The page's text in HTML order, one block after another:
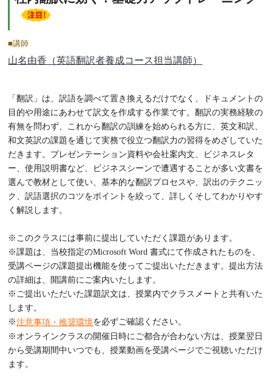
■講師
山名由香（英語翻訳者養成コース担当講師）
「翻訳」は、訳語を調べて置き換えるだけでなく、ドキュメントの
目的や用途にあわせて訳文を作成する作業です。翻訳の実務経験の
有無を問わず、これから翻訳の訓練を始められる方に、英文和訳、
和文英訳の課題を通じて実務で役立つ翻訳力の習得をめざしていた
だきます。プレゼンテーション資料や会社案内文、ビジネスレタ
ー、使用説明書など、ビジネスシーンで遭遇することが多い文書を
選んで教材として使い、基本的な翻訳プロセスや、訳出のテクニッ
ク、訳語選択のコツをポイントを絞って、詳しくそしてわかりやす
く解説します。
※このクラスには事前に提出していただく課題があります。
※課題は、当校指定のMicrosoft Word 書式にて作成されたものを、
受講ページの課題提出機能を使ってご提出いただきます。提出方法
の詳細は、開講前にご案内いたします。
※ご提出いただいた課題訳文は、授業内でクラスメートと共有いた
します。
※注意事項・推奨環境を必ずご確認ください。
※オンラインクラスの開催日時にご都合が合わない方は、授業翌日
から受講期間中いつでも、授業動画を受講ページでご視聴いただけ
ます。